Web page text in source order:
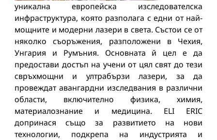
уникална европейска изследователска
инфраструктура, която разполага с едни от най-
мощните и модерни лазери в света. Състои се от
няколко съоръжения, разположени в Чехия,
Унгария и Румъния. Основната й цел е да
предостави достъп на учени от цял свят до тези
свръхмощни и ултрабързи лазери, за да
провеждат авангардни изследвания в различни
области, включително физика, химия,
материалознание и медицина. ELI ERIC
допринася също за развитието на нови
технологии, подкрепа на индустрията и